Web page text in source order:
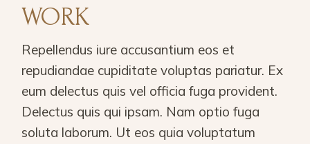
WORK
Repellendus iure accusantium eos et
repudiandae cupiditate voluptas pariatur. Ex
eum delectus quis vel officia fuga provident.
Delectus quis qui ipsam. Nam optio fuga
soluta laborum. Ut eos quia voluptatum